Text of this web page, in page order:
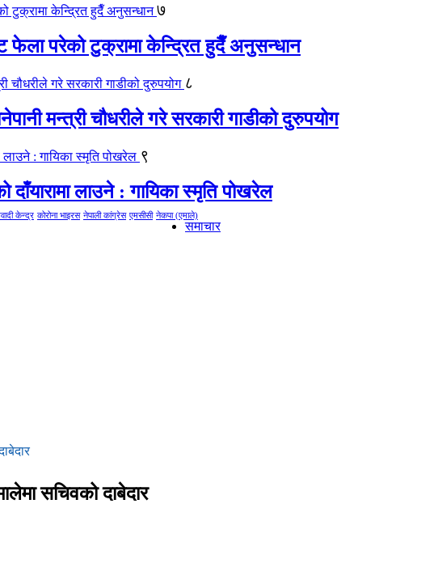
७
फेला परेको टुक्रामा केन्द्रित हुदैँ अनुसन्धान
८
मन्त्री चौधरीले गरे सरकारी गाडीको दुरुपयोग
९
दाँयारामा लाउने : गायिका स्‍मृति पोखरेल
केन्द्र कोरोना भाइरस नेपाली कांग्रेस एमसीसी नेकपा (एमाले)
समाचार
सचिवको दाबेदार